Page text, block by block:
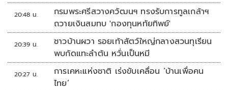
20:48 น.
กรมพระศรีสวางควัฒนฯ ทรงรับการทูลเกล้าฯ
ถวายเงินสมทบ 'กองทุนหทัยทิพย์'
20:39 น.
ชาวบ้านผวา รอยเท้าสัตว์ใหญ่กลางสวนทุเรียน
พบกัดแทะลำต้น หวั่นเป็นหมี
20:27 น.
การเคหะแห่งชาติ เร่งขับเคลื่อน ‘บ้านเพื่อคน
ไทย’